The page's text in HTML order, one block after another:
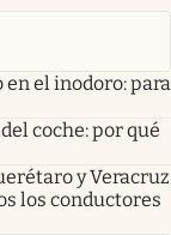
en el inodoro: para
coche: por qué
y Veracruz
los conductores